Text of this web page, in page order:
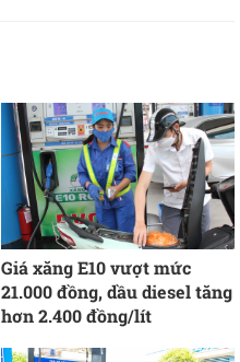
Giá xăng E10 vượt mức
21.000 đồng, dầu diesel tăng
hơn 2.400 đồng/lít